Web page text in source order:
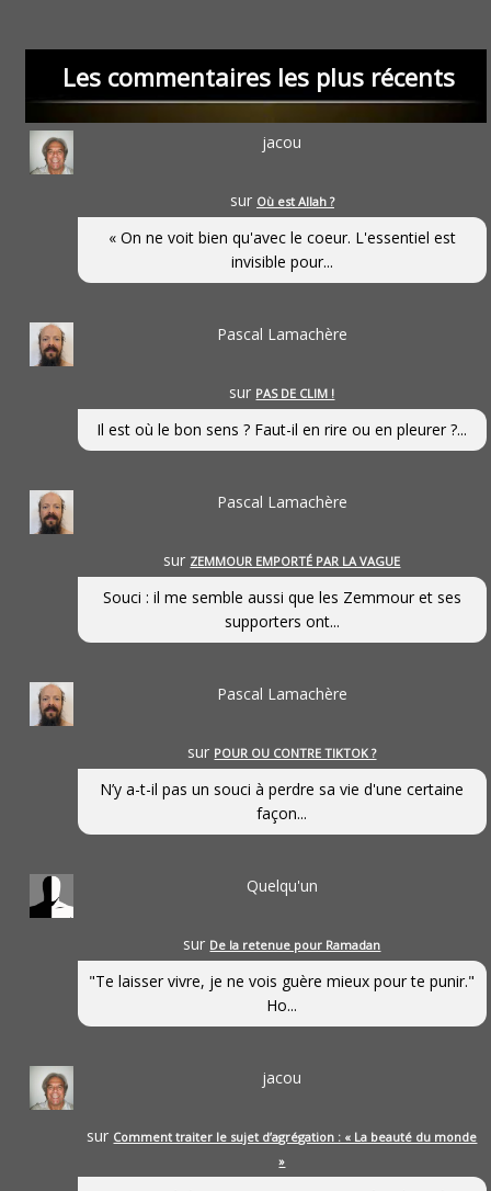
Les commentaires les plus récents
jacou
sur Où est Allah ?
« On ne voit bien qu'avec le coeur. L'essentiel est
invisible pour...
Pascal Lamachère
sur PAS DE CLIM !
Il est où le bon sens ? Faut-il en rire ou en pleurer ?...
Pascal Lamachère
sur ZEMMOUR EMPORTÉ PAR LA VAGUE
Souci : il me semble aussi que les Zemmour et ses
supporters ont...
Pascal Lamachère
sur POUR OU CONTRE TIKTOK ?
N’y a-t-il pas un souci à perdre sa vie d'une certaine
façon...
Quelqu'un
sur De la retenue pour Ramadan
"Te laisser vivre, je ne vois guère mieux pour te punir."
Ho...
jacou
sur Comment traiter le sujet d’agrégation : « La beauté du monde
»